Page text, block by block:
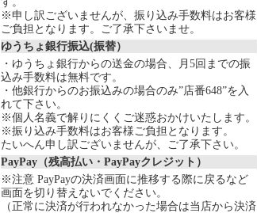
※申し訳ございませんが、振り込み手数料はお客様
ご負担となります。ご了承下さいませ。
ゆうちょ銀行振込(振替）
・ゆうちょ銀行からの送金の場合、月5回までの振
込み手数料は無料です。
・他銀行からのお振込みの場合のみ”店番648”を入
れて下さい。
※個人名義で解りにくくご迷惑おかけいたします。
※振り込み手数料はお客様ご負担となります。
たいへん申し訳ございませんが、ご了承下さい。
PayPay（残高払い・PayPayクレジット）
※注意 PayPayの決済画面に推移する際に戻るなど
画面を切り替えないでください。
（正常に決済が行われなかった場合は当店から決済